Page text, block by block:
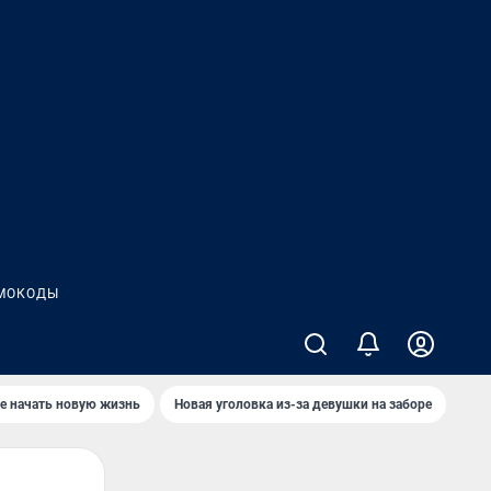
начать новую жизнь Новая уголовка из-за девушки на заборе